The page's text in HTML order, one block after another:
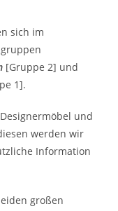
sich im
[Gruppe 2] und
1].
und
werden wir
Information
großen